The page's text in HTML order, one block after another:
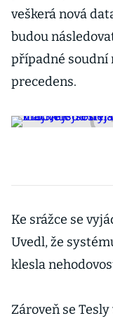
veškerá nová
budou
případné soudní
precedens.
Ke srážce se
Uvedl, že
klesla
Zároveň se